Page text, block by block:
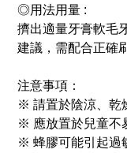
◎用法用量 :
擠出適量牙膏軟毛
建議，需配合正確
注意事項：
※ 請置於陰涼、乾
※ 應放置於兒童不
※ 蜂膠可能引起過